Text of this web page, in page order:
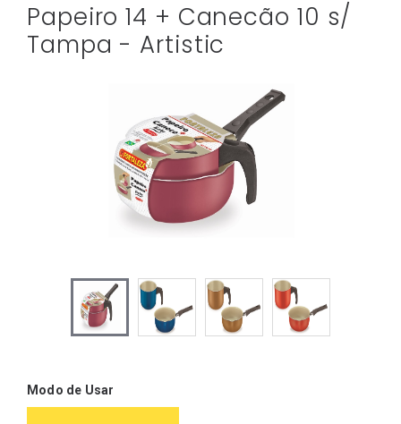
Papeiro 14 + Canecão 10 s/
Tampa - Artistic
Modo de Usar
PRODUTOS